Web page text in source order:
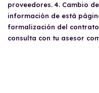
proveedores. 4. Cambio
información de está
formalización del
consulta con tu asesor